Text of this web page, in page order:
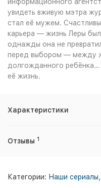
увидеть вживую мэтра
стал её мужем.
карьера — жизнь Леры
однажды она не
перед выбором — между
долгожданного
её жизнь.
Характеристики
Отзывы 1
Категории: Наши сериалы